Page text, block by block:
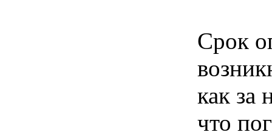
Срок
как за
что